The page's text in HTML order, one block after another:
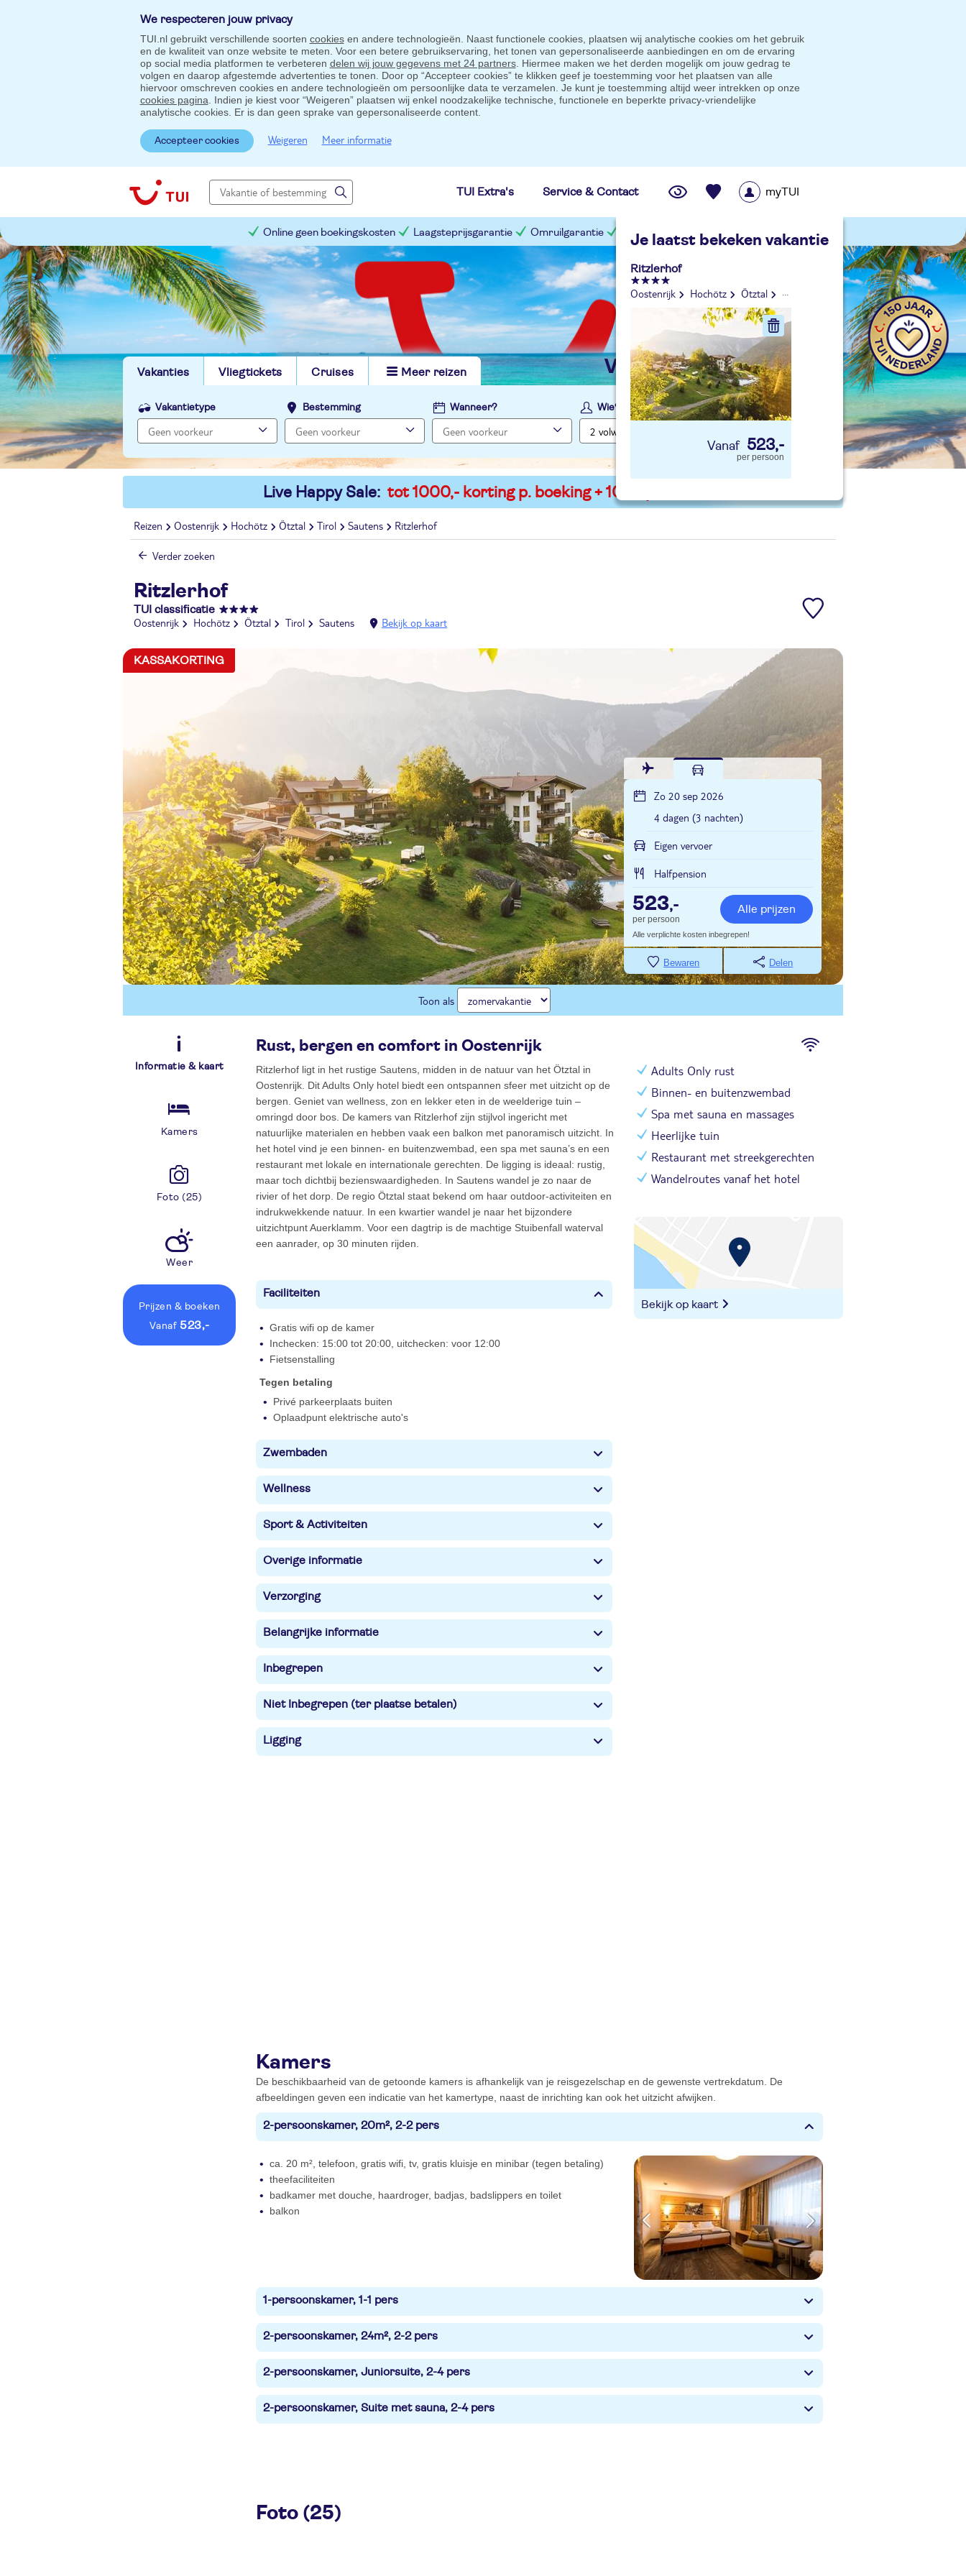
We respecteren jouw privacy
TUI.nl gebruikt verschillende soorten cookiesen andere technologieën. Naast functionele cookies, plaatsen wij analytische cookies om het gebruik
en de kwaliteit van onze website te meten. Voor een betere gebruikservaring, het tonen van gepersonaliseerde aanbiedingen en om de ervaring
op social media platformen te verbeteren delen wij jouw gegevens met 24 partners. Hiermee maken we het derden mogelijk om jouw gedrag te
volgen en daarop afgestemde advertenties te tonen. Door op “Accepteer cookies” te klikken geef je toestemming voor het plaatsen van alle
hiervoor omschreven cookies en andere technologieën om persoonlijke data te verzamelen. Je kunt je toestemming altijd weer intrekken op onze
cookies pagina . Indien je kiest voor “Weigeren” plaatsen wij enkel noodzakelijke technische, functionele en beperkte privacy-vriendelijke
analytische cookies. Er is dan geen sprake van gepersonaliseerde content.
Accepteer cookies Weigeren Meer informatie
TUI Extra's Service & Contact
Je laatst bekeken vakantie
Ritzlerhof
Oostenrijk Hochötz Ötztal Tirol Sautens
523,-
per persoon
myTUI
Online geen boekingskosten Laagsteprijsgarantie Omruilgarantie Slimme prijsgarantie
Vakanties Vliegtickets Cruises Meer reizen vind jouw ideale vakantie
Vakantietype Bestemming Wanneer? Wie?
Live Happy Sale: tot 1000,- korting p. boeking + 100,- p. kind
Reizen Oostenrijk Hochötz Ötztal Tirol Sautens Ritzlerhof
Verder zoeken
Ritzlerhof
TUI classificatie
Oostenrijk Hochötz Ötztal Tirol Sautens Bekijk op kaart
KASSAKORTING
Zo 20 sep 2026
4 dagen (3 nachten)
Eigen vervoer
Halfpension
523,-
per persoon
Alle prijzen
Alle verplichte kosten inbegrepen!
Bewaren Delen
Toon als
Informatie & kaart
Kamers
Foto (25)
Weer
Prijzen & boeken
vanaf 523,-
Rust, bergen en comfort in Oostenrijk
Ritzlerhof ligt in het rustige Sautens, midden in de natuur van het Ötztal in
Oostenrijk. Dit Adults Only hotel biedt een ontspannen sfeer met uitzicht op de
bergen. Geniet van wellness, zon en lekker eten in de weelderige tuin –
omringd door bos. De kamers van Ritzlerhof zijn stijlvol ingericht met
natuurlijke materialen en hebben vaak een balkon met panoramisch uitzicht. In
het hotel vind je een binnen- en buitenzwembad, een spa met sauna’s en een
restaurant met lokale en internationale gerechten. De ligging is ideaal: rustig,
maar toch dichtbij bezienswaardigheden. In Sautens wandel je zo naar de
rivier of het dorp. De regio Ötztal staat bekend om haar outdoor-activiteiten en
indrukwekkende natuur. In een kwartier wandel je naar het bijzondere
uitzichtpunt Auerklamm. Voor een dagtrip is de machtige Stuibenfall waterval
een aanrader, op 30 minuten rijden.
Faciliteiten
Gratis wifi op de kamer
Inchecken: 15:00 tot 20:00, uitchecken: voor 12:00
Fietsenstalling
Tegen betaling
Privé parkeerplaats buiten
Oplaadpunt elektrische auto's
Zwembaden
Wellness
Sport & Activiteiten
Overige informatie
Verzorging
Belangrijke informatie
Inbegrepen
Niet Inbegrepen (ter plaatse betalen)
Ligging
Adults Only rust
Binnen- en buitenzwembad
Spa met sauna en massages
Heerlijke tuin
Restaurant met streekgerechten
Wandelroutes vanaf het hotel
Bekijk op kaart
Kamers
De beschikbaarheid van de getoonde kamers is afhankelijk van je reisgezelschap en de gewenste vertrekdatum. De
afbeeldingen geven een indicatie van het kamertype, naast de inrichting kan ook het uitzicht afwijken.
2-persoonskamer, 20m², 2-2 pers
ca. 20 m², telefoon, gratis wifi, tv, gratis kluisje en minibar (tegen betaling)
theefaciliteiten
badkamer met douche, haardroger, badjas, badslippers en toilet
balkon
1-persoonskamer, 1-1 pers
2-persoonskamer, 24m², 2-2 pers
2-persoonskamer, Juniorsuite, 2-4 pers
2-persoonskamer, Suite met sauna, 2-4 pers
Foto (25)